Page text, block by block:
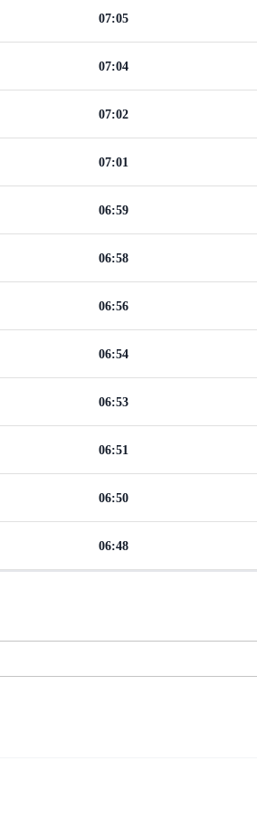
07:05
07:04
07:02
07:01
06:59
06:58
06:56
06:54
06:53
06:51
06:50
06:48